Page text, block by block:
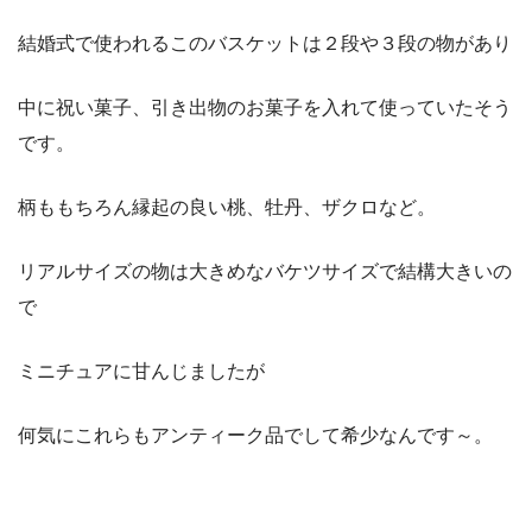
結婚式で使われるこのバスケットは２段や３段の物があり
中に祝い菓子、引き出物のお菓子を入れて使っていたそう
です。
柄ももちろん縁起の良い桃、牡丹、ザクロなど。
リアルサイズの物は大きめなバケツサイズで結構大きいの
で
ミニチュアに甘んじましたが
何気にこれらもアンティーク品でして希少なんです～。